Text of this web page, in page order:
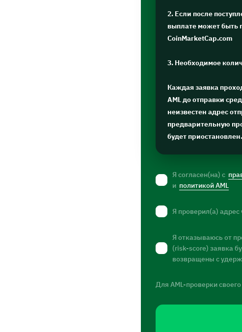
2. Если после
выплате может быть
CoinMarketCap.com
3. Необходимое
Каждая заявка
AML до отправки
неизвестен адрес
предварительную
будет приостановлен.
Я согласен(на) с
и политикой AML
Я проверил(а) адрес
Я отказываюсь от
(risk-score) заявка
возвращены с
Для AML-проверки